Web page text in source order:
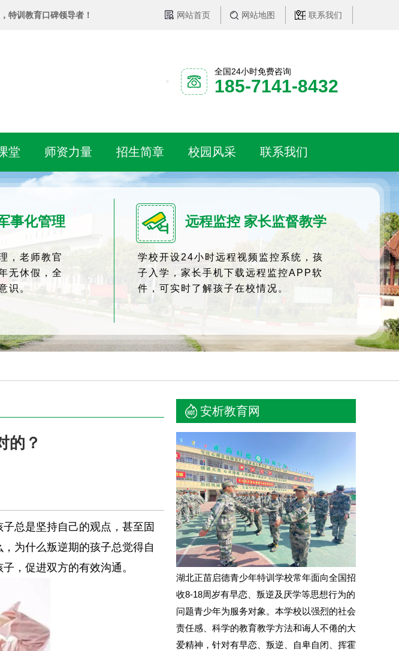
特训教育口碑领导者！ 网站首页 网站地图 联系我们
全国24小时免费咨询
185-7141-8432
堂 师资力量 招生简章 校园风采 联系我们
事化管理
，老师教官
无休假，全
识。
远程监控 家长监督教学
学校开设24小时远程视频监控系统，孩
子入学，家长手机下载远程监控APP软
件，可实时了解孩子在校情况。
的？
总是坚持自己的观点，甚至固
为什么叛逆期的孩子总觉得自
，促进双方的有效沟通。
安析教育网
湖北正苗启德青少年特训学校常年面向全国招
收8-18周岁有早恋、叛逆及厌学等思想行为的
问题青少年为服务对象。本学校以强烈的社会
责任感、科学的教育教学方法和诲人不倦的大
爱精神，针对有早恋、叛逆、自卑自闭、挥霍